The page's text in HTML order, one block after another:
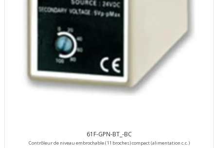
61F-GPN-BT_-BC
Contrôleur de niveau embrochable (11 broches) compact (alimentation c.c.)